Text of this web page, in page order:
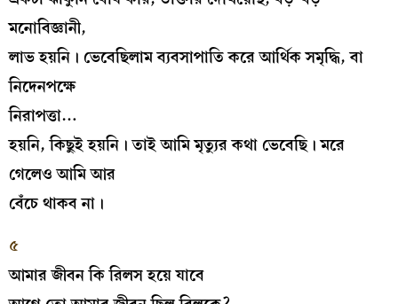
মনোবিজ্ঞানী,
লাভ হয়নি। ভেবেছিলাম ব্যবসাপাতি করে আর্থিক সমৃদ্ধি, বা
নিদেনপক্ষে
নিরাপত্তা…
হয়নি, কিছুই হয়নি। তাই আমি মৃত্যুর কথা ভেবেছি। মরে
গেলেও আমি আর
বেঁচে থাকব না।
৫
আমার জীবন কি রিলস হয়ে যাবে